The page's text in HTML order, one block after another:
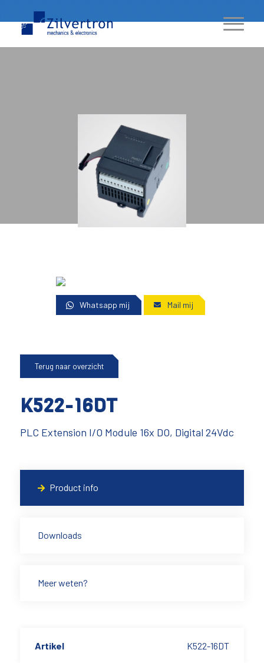
Whatsapp mij Mail mij
Terug naar overzicht
K522-16DT
PLC Extension I/O Module 16x DO, Digital 24Vdc
Product info
Downloads
Meer weten?
Artikel K522-16DT